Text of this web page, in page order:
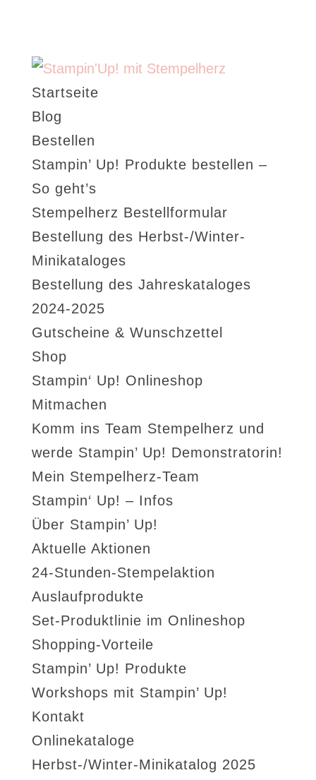
Startseite
Blog
Bestellen
Stampin’ Up! Produkte bestellen –
So geht’s
Stempelherz Bestellformular
Bestellung des Herbst-/Winter-
Minikataloges
Bestellung des Jahreskataloges
2024-2025
Gutscheine & Wunschzettel
Shop
Stampin‘ Up! Onlineshop
Mitmachen
Komm ins Team Stempelherz und
werde Stampin’ Up! Demonstratorin!
Mein Stempelherz-Team
Stampin‘ Up! – Infos
Über Stampin’ Up!
Aktuelle Aktionen
24-Stunden-Stempelaktion
Auslaufprodukte
Set-Produktlinie im Onlineshop
Shopping-Vorteile
Stampin’ Up! Produkte
Workshops mit Stampin’ Up!
Kontakt
Onlinekataloge
Herbst-/Winter-Minikatalog 2025